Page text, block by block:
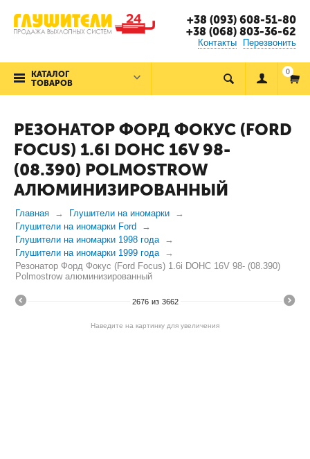
+38 (093) 608-51-80
+38 (068) 803-36-62
Контакты Перезвонить
КАТАЛОГ
ТОВАРОВ
0
РЕЗОНАТОР ФОРД ФОКУС (FORD
FOCUS) 1.6I DOHC 16V 98-
(08.390) POLMOSTROW
АЛЮМИНИЗИРОВАННЫЙ
Главная
Глушители на иномарки
Глушители на иномарки Ford
Глушители на иномарки 1998 года
Глушители на иномарки 1999 года
Резонатор Форд Фокус (Ford Focus) 1.6i DOHC 16V 98- (08.390)
Polmostrow алюминизированный
2676 из 3662
Наведите на картинку для увеличения